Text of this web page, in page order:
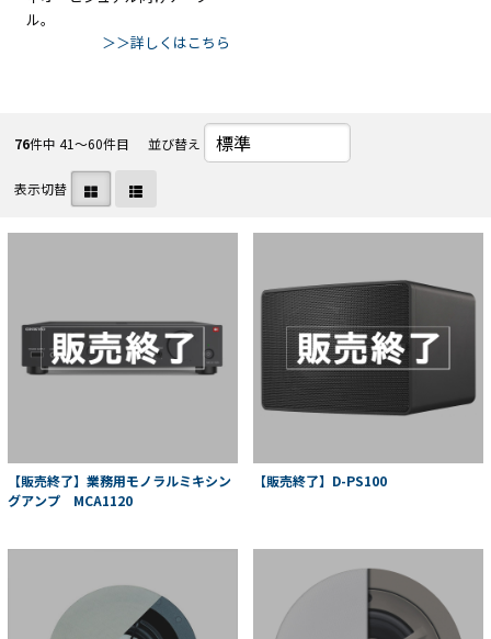
ル。
＞＞詳しくはこちら
76件中 41〜60件目 並び替え
表示切替
【販売終了】業務用モノラルミキシン
グアンプ MCA1120
【販売終了】D-PS100